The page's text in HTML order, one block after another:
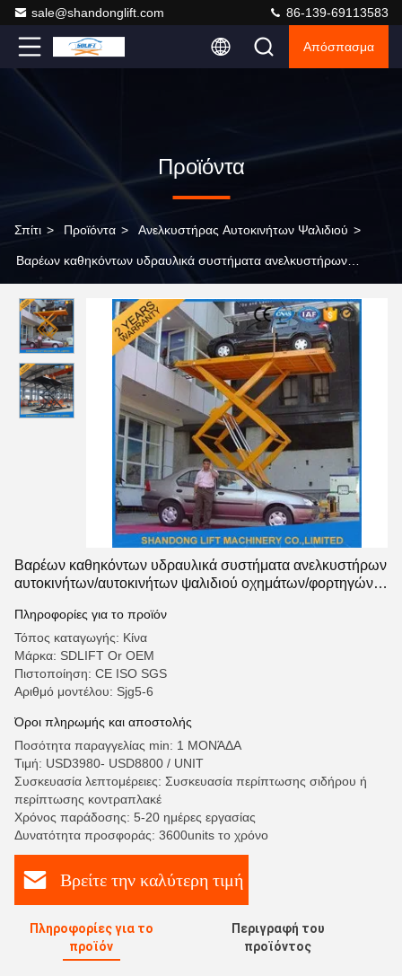
sale@shandonglift.com 86-139-69113583
Απόσπασμα
Προϊόντα
Σπίτι > Προϊόντα > Ανελκυστήρας Αυτοκινήτων Ψαλιδιού >
Βαρέων καθηκόντων υδραυλικά συστήματα ανελκυστήρων
explosionproof
Βαρέων καθηκόντων υδραυλικά συστήματα ανελκυστήρων
αυτοκινήτων/αυτοκινήτων ψαλιδιού οχημάτων/φορτηγών
Πληροφορίες για το προϊόν
Τόπος καταγωγής: Κίνα
Μάρκα: SDLIFT Or OEM
Πιστοποίηση: CE ISO SGS
Αριθμό μοντέλου: Sjg5-6
Όροι πληρωμής και αποστολής
Ποσότητα παραγγελίας min: 1 ΜΟΝΆΔΑ
Τιμή: USD3980- USD8800 / UNIT
Συσκευασία λεπτομέρειες: Συσκευασία περίπτωσης σιδήρου ή
περίπτωσης κοντραπλακέ
Χρόνος παράδοσης: 5-20 ημέρες εργασίας
Δυνατότητα προσφοράς: 3600units το χρόνο
Βρείτε την καλύτερη τιμή
Πληροφορίες για το
προϊόν
Περιγραφή του
προϊόντος